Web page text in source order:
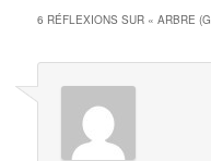
6 RÉFLEXIONS SUR «ARBRE